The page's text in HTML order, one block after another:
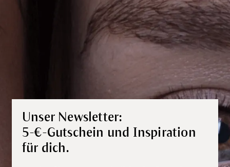
Unser Newsletter:
5-€-Gutschein und Inspiration
für dich.